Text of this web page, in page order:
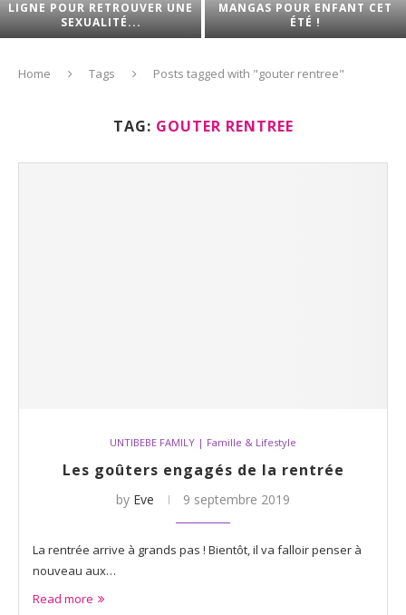
LIGNE POUR RETROUVER UNE
SEXUALITÉ...
MANGAS POUR ENFANT CET
ÉTÉ !
Home Tags Posts tagged with "gouter rentree"
TAG: GOUTER RENTREE
UNTIBEBE FAMILY | Famille & Lifestyle
Les goûters engagés de la rentrée
by Eve 9 septembre 2019
La rentrée arrive à grands pas ! Bientôt, il va falloir penser à
nouveau aux…
Read more